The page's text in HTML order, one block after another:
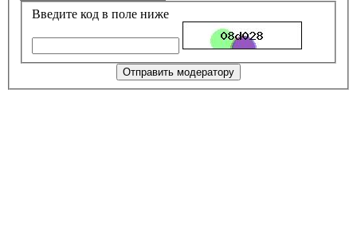
Введите код в поле ниже
Отправить модератору